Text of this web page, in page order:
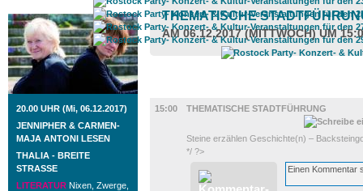
ROSTOCK TAGESTIPP
20.00 UHR (Mi, 06.12.2017)
JENNIPHER & CARMEN-
MAJA ANTONI LESEN
THALIA - BREITE
STRASSE
LITERATUR Nixen, Zwerge,
THEMATISCHE
AM 06.12.2017 (MITTWOCH) UM
15:00
THEMATISCHE STADTFÜHRUNG
Steine erzählen Geschichte(n) –
*/ ?>